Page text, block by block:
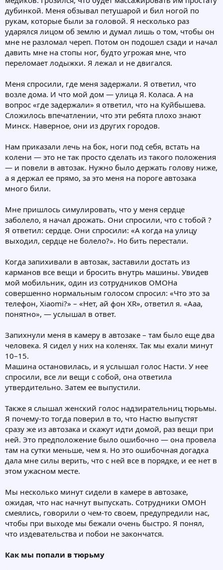
дубинкой. Меня обзывал петушарой и бил ногой по
рукам, которые были за головой. Я несколько раз
ударялся лицом об землю и думал лишь о том, чтобы он
мне не разломал череп. Потом он подошел сзади и начал
давить мне на стопы ног, будто угрожая мне, что
переломает лодыжки. Я лежал и не двигался.
Меня спросили, где меня задержали. Я ответил, что
возле дома. И что мой дом — улица Я. Коласа. А на
вопрос «где задержали» я ответил, что на Куйбышева.
Сложилось впечатлении, что эти ребята плохо знают
Минск. Наверное, они из других городов.
Нам приказали лечь на бок, ноги под себя, встать на
колени — это не так просто сделать из такого положения
— и повели в автозак. Нужно было держать голову ниже,
а я держал ее прямо, за это меня на пороге автозака
много били.
Мне пришлось симулировать, что у меня сердце
заболело, я начал дрожать. Они спросили, что с тобой ?
Я ответил: сердце. Они спросили: «А когда на улицу
выходил, сердце не болело?». Но бить перестали.
Когда запихивали в автозак, заставили достать из
карманов все вещи и бросить внутрь машины. Увидев
мой мобильник, один из сотрудников ОМОНа
совершенно нормальным голосом спросил: «Что это за
телефон, Xiaomi?» – «Нет, ай фон XR», ответил я. «Ааа,
понятно», — услышал в ответ.
Запихнули меня в камеру в автозаке – там было еще два
человека. Я сидел у них на коленях. Так мы ехали минут
10–15.
Машина остановилась, и я услышал голос Насти. У нее
спросили, все ли вещи с собой, она ответила
утвердительно. Затем ее выпустили.
Также я слышал женский голос надзирательниц тюрьмы.
Я почему-то тогда поверил в то, что Настю выпустят
сразу же из автозака и скажут идти домой, раз вещи при
ней. Это предположение было ошибочно — она провела
там на сутки меньше, чем я. Но это ошибочная догадка
дала мне силы верить, что с ней все в порядке, и ее нет в
этом ужасном месте.
Мы несколько минут сидели в камере в автозаке,
ожидая, что нас начнут выпускать. Сотрудники ОМОН
смеялись, говорили о чем-то своем, предупредили нас,
чтобы при выходе мы бежали очень быстро. Я понял,
что издевательства и побои не закончатся.
Как мы попали в тюрьму